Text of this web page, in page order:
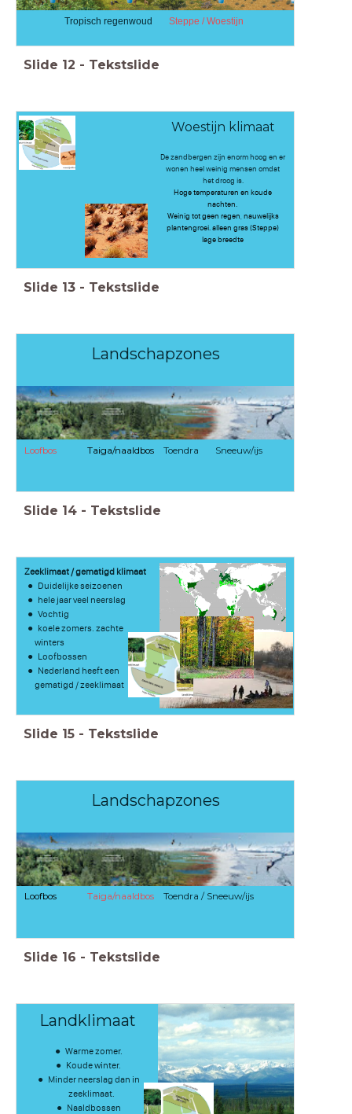
Tropisch regenwoud Steppe / Woestijn
Slide 12 - Tekstslide
Woestijn klimaat
De zandbergen zijn enorm hoog en er
wonen heel weinig mensen omdat
het droog is.
Hoge temperaturen en koude
nachten.
Weinig tot geen regen, nauwelijks
plantengroei. alleen gras (Steppe)
lage breedte
Slide 13 - Tekstslide
Landschapzones
Loofbos Taiga/naaldbos Toendra Sneeuw/ijs
Slide 14 - Tekstslide
Zeeklimaat / gematigd klimaat
Duidelijke seizoenen
hele jaar veel neerslag
Vochtig
koele zomers. zachte
winters
Loofbossen
Nederland heeft een
gematigd / zeeklimaat
Slide 15 - Tekstslide
Landschapzones
Loofbos Taiga/naaldbos Toendra / Sneeuw/ijs
Slide 16 - Tekstslide
Landklimaat
Warme zomer.
Koude winter.
Minder neerslag dan in
zeeklimaat.
Naaldbossen